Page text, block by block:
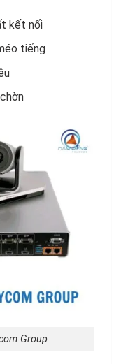
kết nối
tiếng
Group